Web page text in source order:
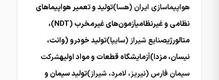
هواپیماسازی ایران (هسا)تولید و تعمیر هواپیماهای
نظامی و غیرنظامیآزمون‌های غیرمخرب (NDT)،
متالورژیصنایع شیراز (سایپا)تولید خودرو (وانت،
نیسان، مزدا)آزمایشگاه قطعات و مواد اولیهشرکت
سیمان فارس (نیریز، لامرد، شیراز)تولید سیمان و